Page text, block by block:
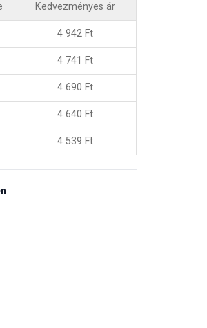
Kedvezményes ár
4 942 Ft
4 741 Ft
4 690 Ft
4 640 Ft
4 539 Ft